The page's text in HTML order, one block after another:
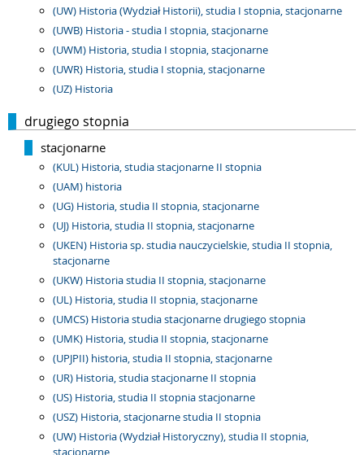
(UW) Historia (Wydział Historii), studia I stopnia, stacjonarne
(UWB) Historia - studia I stopnia, stacjonarne
(UWM) Historia, studia I stopnia, stacjonarne
(UWR) Historia, studia I stopnia, stacjonarne
(UZ) Historia
drugiego stopnia
stacjonarne
(KUL) Historia, studia stacjonarne II stopnia
(UAM) historia
(UG) Historia, studia II stopnia, stacjonarne
(UJ) Historia, studia II stopnia, stacjonarne
(UKEN) Historia sp. studia nauczycielskie, studia II stopnia,
stacjonarne
(UKW) Historia studia II stopnia, stacjonarne
(UL) Historia, studia II stopnia, stacjonarne
(UMCS) Historia studia stacjonarne drugiego stopnia
(UMK) Historia, studia II stopnia, stacjonarne
(UPJPII) historia, studia II stopnia, stacjonarne
(UR) Historia, studia stacjonarne II stopnia
(US) Historia, studia II stopnia stacjonarne
(USZ) Historia, stacjonarne studia II stopnia
(UW) Historia (Wydział Historyczny), studia II stopnia,
stacjonarne